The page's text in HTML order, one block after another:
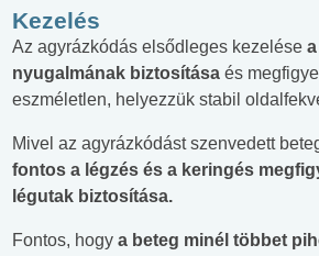
Kezelés
Az agyrázkódás elsődleges kezelése
nyugalmának biztosítása és
eszméletlen, helyezzük stabil
Mivel az agyrázkódást szenvedett
fontos a légzés és a keringés
légutak biztosítása.
Fontos, hogy a beteg minél többet